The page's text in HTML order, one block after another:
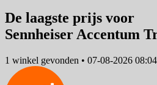
De laagste prijs voor
Sennheiser Accentum
1 winkel gevonden • 07-08-2026 08:04